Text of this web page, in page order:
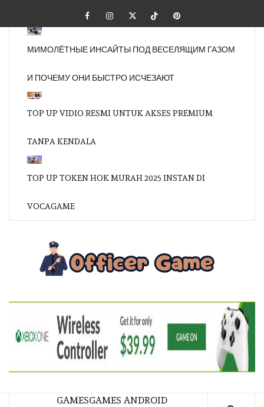
content
FacebookInstagramTwitterTiktokPinterest
МИМОЛЁТНЫЕ ИНСАЙТЫ ПОД ВЕСЕЛЯЩИМ ГАЗОМ
И ПОЧЕМУ ОНИ БЫСТРО ИСЧЕЗАЮТ
TOP UP VIDIO RESMI UNTUK AKSES PREMIUM
TANPA KENDALA
TOP UP TOKEN HOK MURAH 2025 INSTAN DI
VOCAGAME
GAMESGAMES ANDROID